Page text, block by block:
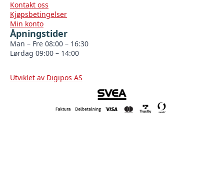
Kontakt oss
Kjøpsbetingelser
Min konto
Åpningstider
Man – Fre 08:00 – 16:30
Lørdag 09:00 – 14:00
Utviklet av Digipos AS